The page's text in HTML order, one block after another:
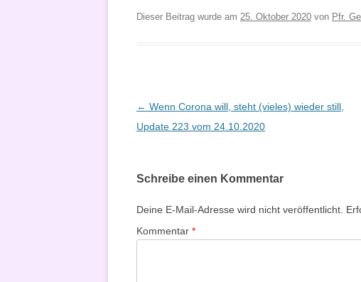
Dieser Beitrag wurde am 25. Oktober 2020 von Pfr.
Beitragsnavigation
← Wenn Corona will, steht (vieles) wieder still,
Update 223 vom 24.10.2020
Schreibe einen Kommentar
Deine E-Mail-Adresse wird nicht veröffentlicht.
Kommentar *